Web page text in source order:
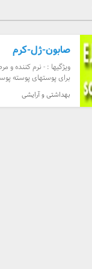
صابون-ژل-کرم
ویژگیها : - نرم کننده
برای پوستهای پوسته
مناسب برای پوستهای
بهداشتی و آرایشی